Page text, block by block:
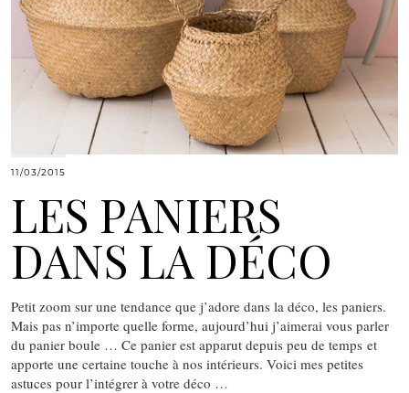
11/03/2015
LES PANIERS
DANS LA DÉCO
Petit zoom sur une tendance que j’adore dans la déco, les paniers.
Mais pas n’importe quelle forme, aujourd’hui j’aimerai vous parler
du panier boule … Ce panier est apparut depuis peu de temps et
apporte une certaine touche à nos intérieurs. Voici mes petites
astuces pour l’intégrer à votre déco …